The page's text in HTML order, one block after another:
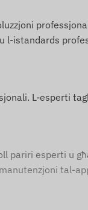
istandards
L-esperti
pariri esperti u
tal-